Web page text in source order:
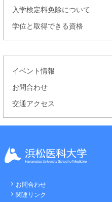
入学検定料免除について
学位と取得できる資格
イベント情報
お問合わせ
交通アクセス
お問合わせ
関連リンク